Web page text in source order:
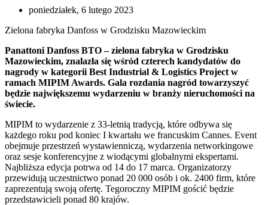
poniedziałek, 6 lutego 2023
Zielona fabryka Danfoss w Grodzisku Mazowieckim
Panattoni Danfoss BTO – zielona fabryka w Grodzisku
Mazowieckim, znalazła się wśród czterech kandydatów do
nagrody w kategorii Best Industrial & Logistics Project w
ramach MIPIM Awards. Gala rozdania nagród towarzyszyć
będzie największemu wydarzeniu w branży nieruchomości na
świecie.
MIPIM to wydarzenie z 33-letnią tradycją, które odbywa się
każdego roku pod koniec I kwartału we francuskim Cannes. Event
obejmuje przestrzeń wystawienniczą, wydarzenia networkingowe
oraz sesje konferencyjne z wiodącymi globalnymi ekspertami.
Najbliższa edycja potrwa od 14 do 17 marca. Organizatorzy
przewidują uczestnictwo ponad 20 000 osób i ok. 2400 firm, które
zaprezentują swoją ofertę. Tegoroczny MIPIM gościć będzie
przedstawicieli ponad 80 krajów.